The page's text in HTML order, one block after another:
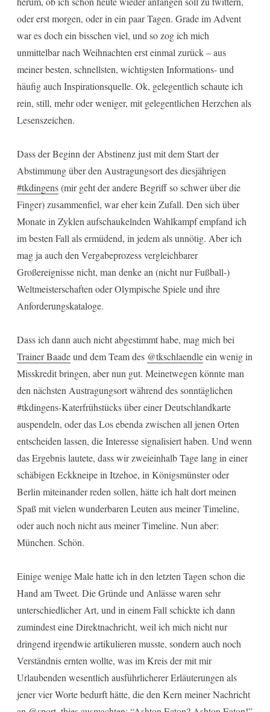
oder erst morgen, oder in ein paar Tagen. Grade im Advent
war es doch ein bisschen viel, und so zog ich mich
unmittelbar nach Weihnachten erst einmal zurück – aus
meiner besten, schnellsten, wichtigsten Informations- und
häufig auch Inspirationsquelle. Ok, gelegentlich schaute ich
rein, still, mehr oder weniger, mit gelegentlichen Herzchen als
Lesenszeichen.
Dass der Beginn der Abstinenz just mit dem Start der
Abstimmung über den Austragungsort des diesjährigen
#tkdingens(mir geht der andere Begriff so schwer über die
Finger) zusammenfiel, war eher kein Zufall. Den sich über
Monate in Zyklen aufschaukelnden Wahlkampf empfand ich
im besten Fall als ermüdend, in jedem als unnötig. Aber ich
mag ja auch den Vergabeprozess vergleichbarer
Großereignisse nicht, man denke an (nicht nur Fußball-)
Weltmeisterschaften oder Olympische Spiele und ihre
Anforderungskataloge.
Dass ich dann auch nicht abgestimmt habe, mag mich bei
Trainer Baadeund dem Team des @tkschlaendleein wenig in
Misskredit bringen, aber nun gut. Meinetwegen könnte man
den nächsten Austragungsort während des sonntäglichen
#tkdingens-Katerfrühstücks über einer Deutschlandkarte
auspendeln, oder das Los ebenda zwischen all jenen Orten
entscheiden lassen, die Interesse signalisiert haben. Und wenn
das Ergebnis lautete, dass wir zweieinhalb Tage lang in einer
schäbigen Eckkneipe in Itzehoe, in Königsmünster oder
Berlin miteinander reden sollen, hätte ich halt dort meinen
Spaß mit vielen wunderbaren Leuten aus meiner Timeline,
oder auch noch nicht aus meiner Timeline. Nun aber:
München. Schön.
Einige wenige Male hatte ich in den letzten Tagen schon die
Hand am Tweet. Die Gründe und Anlässe waren sehr
unterschiedlicher Art, und in einem Fall schickte ich dann
zumindest eine Direktnachricht, weil ich mich nicht nur
dringend irgendwie artikulieren musste, sondern auch noch
Verständnis ernten wollte, was im Kreis der mit mir
Urlaubenden wesentlich ausführlicherer Erläuterungen als
jener vier Worte bedurft hätte, die den Kern meiner Nachricht